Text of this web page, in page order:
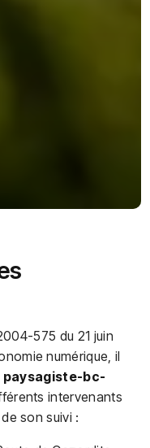
575 du 21 juin
numérique, il
paysagiste-bc-
intervenants
son suivi :